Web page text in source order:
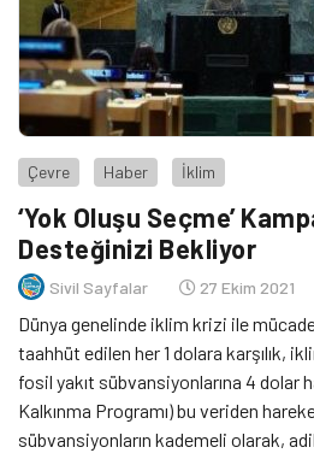
Çevre Haber İklim
‘Yok Oluşu Seçme’
Desteğinizi Bekliyor
Sivil Sayfalar 27 Ekim 2021
Dünya genelinde iklim krizi ile
taahhüt edilen her 1 dolara karşılık,
fosil yakıt sübvansiyonlarına 4 dolar
Kalkınma Programı) bu veriden
sübvansiyonların kademeli olarak,